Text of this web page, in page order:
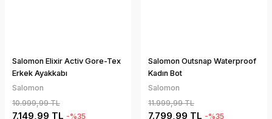
Salomon Elixir Activ Gore-Tex
Erkek Ayakkabı
Salomon
10.999,99 TL
7.149,99 TL -%35
Salomon Outsnap Waterproof
Kadın Bot
Salomon
11.999,99 TL
7.799,99 TL -%35